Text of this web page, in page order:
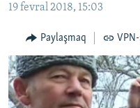
İNSAN AQLARI
VİDEO
SÜRET
BLOGLAR
19 fevral 2018, 15:03
Paylaşmaq